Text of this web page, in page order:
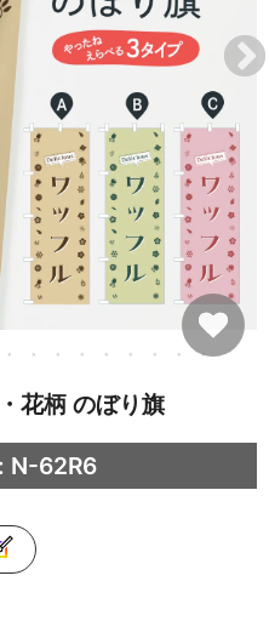
花柄 のぼり旗
N-62R6